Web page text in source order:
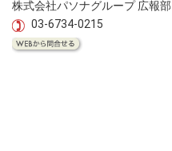
株式会社パソナグループ 広報部
03-6734-0215